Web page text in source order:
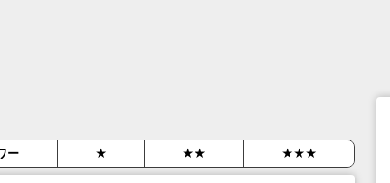
ー ★ ★★ ★★★